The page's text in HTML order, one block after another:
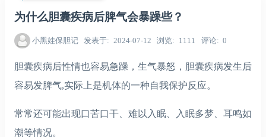
为什么胆囊疾病后脾气会暴躁些？
小黑娃保胆记 发表于 2024-07-12 浏览 1111 评论 0
胆囊疾病后性情也容易急躁，生气暴怒，胆囊疾病发生后
容易发脾气,实际上是机体的一种自我保护反应。
常常还可能出现口苦口干、难以入眠、入眠多梦、耳鸣如
潮等情况。